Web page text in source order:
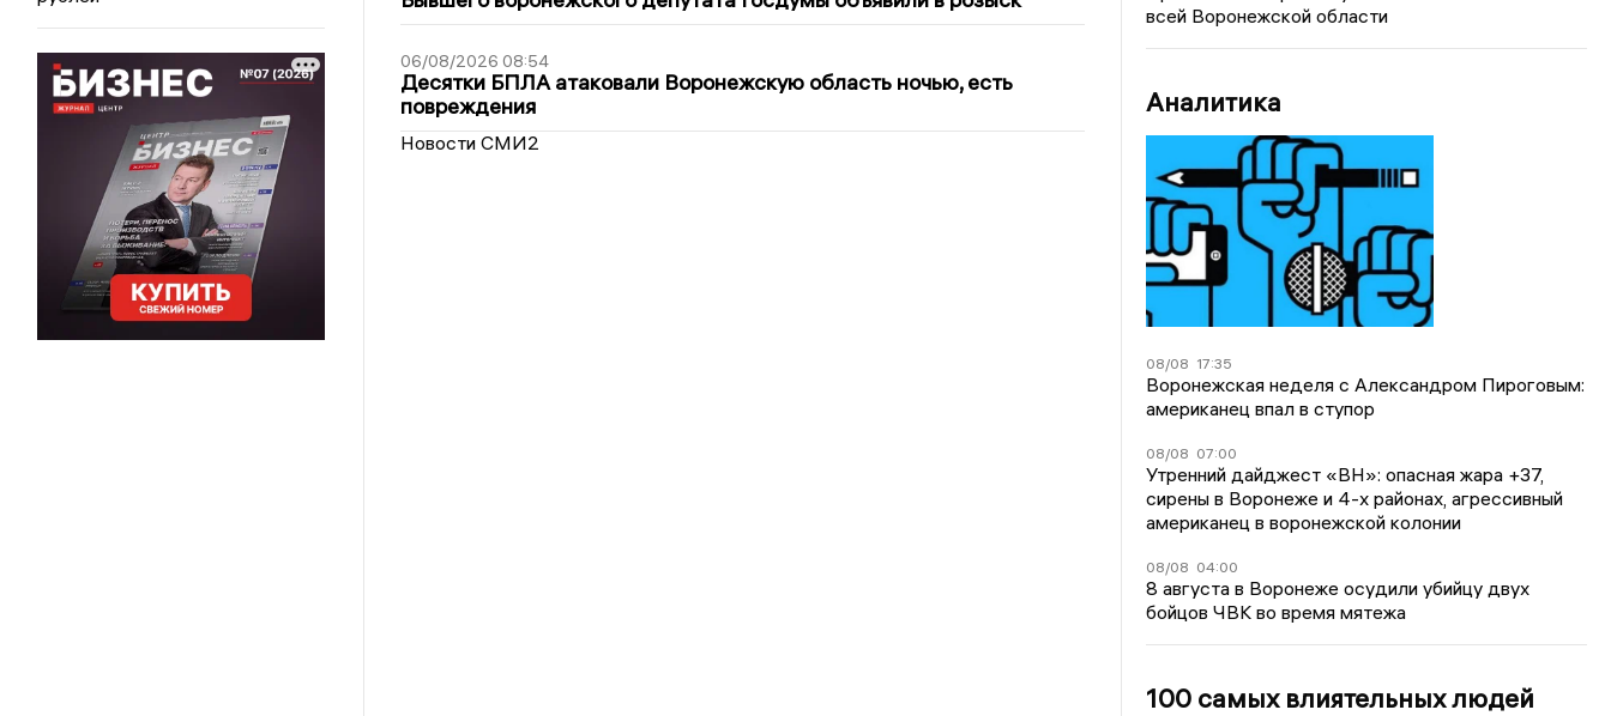
06/08/2026 08:54
Десятки БПЛА атаковали Воронежскую область ночью, есть
повреждения
Новости СМИ2
всей Воронежской области
Аналитика
08/08 17:35
Воронежская неделя с Александром Пироговым:
американец впал в ступор
08/08 07:00
Утренний дайджест «ВН»: опасная жара +37,
сирены в Воронеже и 4-х районах, агрессивный
американец в воронежской колонии
08/08 04:00
8 августа в Воронеже осудили убийцу двух
бойцов ЧВК во время мятежа
100 самых влиятельных людей